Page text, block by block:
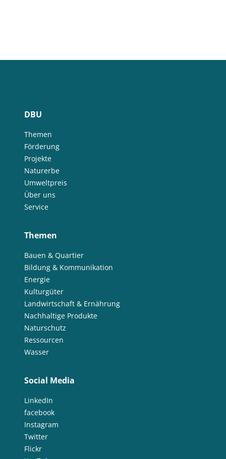
DBU
Themen
Förderung
Projekte
Naturerbe
Umweltpreis
Über uns
Service
Themen
Bauen & Quartier
Bildung & Kommunikation
Energie
Kulturgüter
Landwirtschaft & Ernährung
Nachhaltige Produkte
Naturschutz
Ressourcen
Wasser
Social Media
LinkedIn
facebook
Instagram
Twitter
Flickr